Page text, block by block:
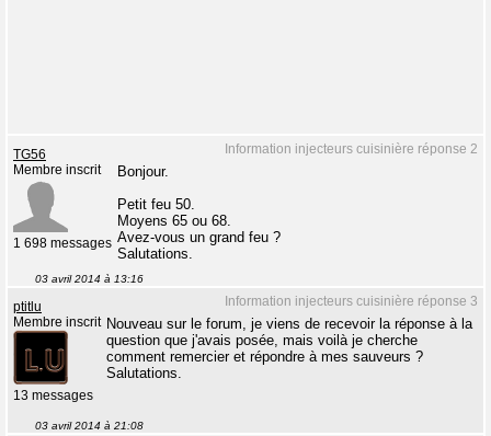
Information injecteurs cuisinière réponse 2
TG56
Membre inscrit
1 698 messages
Bonjour.
Petit feu 50.
Moyens 65 ou 68.
Avez-vous un grand feu ?
Salutations.
03 avril 2014 à 13:16
Information injecteurs cuisinière réponse 3
ptitlu
Membre inscrit
13 messages
Nouveau sur le forum, je viens de recevoir la réponse à la
question que j'avais posée, mais voilà je cherche
comment remercier et répondre à mes sauveurs ?
Salutations.
03 avril 2014 à 21:08